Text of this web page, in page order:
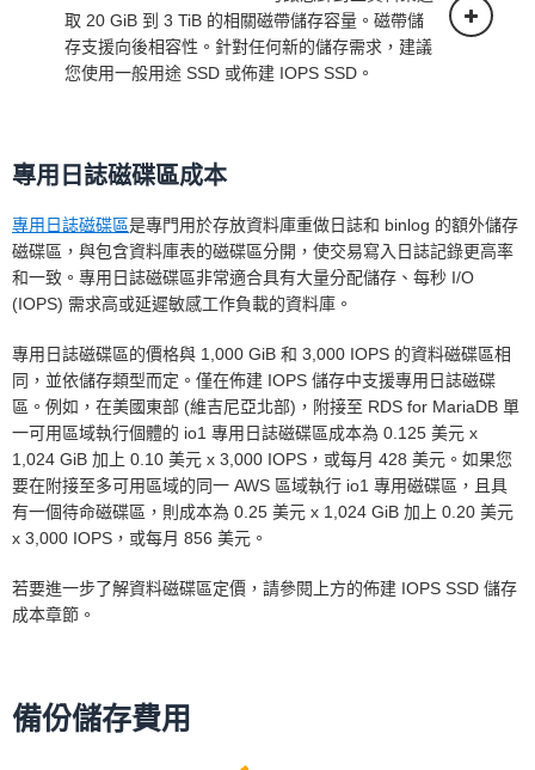
下面的定價適用於在單一可用區域部署的資
料庫執行個體。
多可用區域部署 (一個備用)
取 20 GiB 到 3 TiB 的相關磁帶儲存容量。磁帶儲
存支援向後相容性。針對任何新的儲存需求，建議
您使用一般用途 SSD 或佈建 IOPS SSD。
單一可用區部署
下面的定價適用於在單一可用區域部署的資
料庫執行個體。
多可用區部署
專用日誌磁碟區成本
專用日誌磁碟區是專門用於存放資料庫重做日誌和 binlog 的額外儲存
磁碟區，與包含資料庫表的磁碟區分開，使交易寫入日誌記錄更高率
和一致。專用日誌磁碟區非常適合具有大量分配儲存、每秒 I/O
(IOPS) 需求高或延遲敏感工作負載的資料庫。
專用日誌磁碟區的價格與 1,000 GiB 和 3,000 IOPS 的資料磁碟區相
同，並依儲存類型而定。僅在佈建 IOPS 儲存中支援專用日誌磁碟
區。例如，在美國東部 (維吉尼亞北部)，附接至 RDS for MariaDB 單
一可用區域執行個體的 io1 專用日誌磁碟區成本為 0.125 美元 x
1,024 GiB 加上 0.10 美元 x 3,000 IOPS，或每月 428 美元。如果您
要在附接至多可用區域的同一 AWS 區域執行 io1 專用磁碟區，且具
有一個待命磁碟區，則成本為 0.25 美元 x 1,024 GiB 加上 0.20 美元
x 3,000 IOPS，或每月 856 美元。
若要進一步了解資料磁碟區定價，請參閱上方的佈建 IOPS SSD 儲存
成本章節。
備份儲存費用